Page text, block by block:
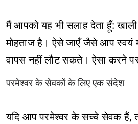
मैं आपको यह भी सलाह देता हूँ:
मोहताज है। ऐसे जाएँ जैसे आप स्वयं
वापस नहीं लौट सकते। ऐसा करने
परमेश्वर के सेवकों के लिए एक संदेश
यदि आप परमेश्वर के सच्चे सेवक हैं,